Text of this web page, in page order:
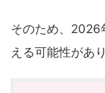
そのため、2026
える可能性があ